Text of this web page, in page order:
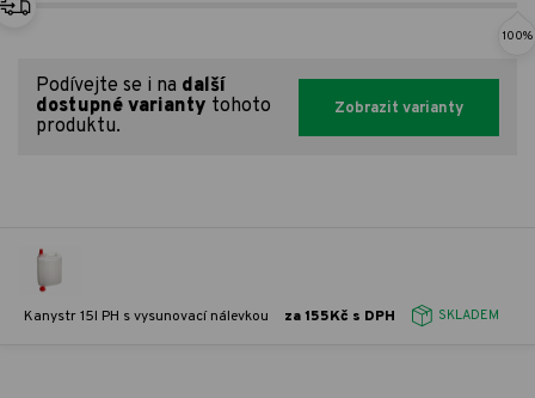
100%
Podívejte se i na další
dostupné varianty tohoto
produktu.
Zobrazit varianty
Kanystr 15l PH s vysunovací nálevkou za 155Kč s DPH SKLADEM